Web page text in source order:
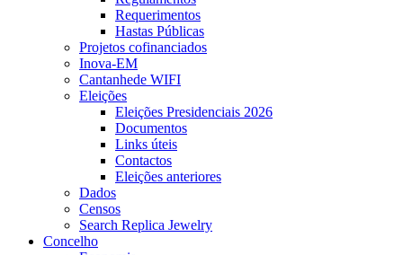
Requerimentos
Hastas Públicas
Projetos cofinanciados
Inova-EM
Cantanhede WIFI
Eleições
Eleições Presidenciais 2026
Documentos
Links úteis
Contactos
Eleições anteriores
Dados
Censos
Search Replica Jewelry
Concelho